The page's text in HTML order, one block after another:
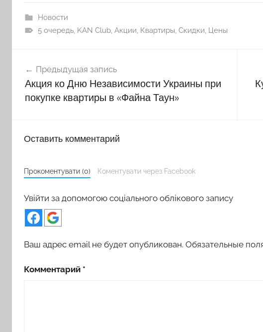
Новости
5 очередь, KAN Club, Акции, Квартиры, Скидки, Цены
по
записям
Предыдущая запись
Акция ко Дню Независимости Украины при
покупке квартиры в «Файна Таун»
Оставить комментарий
Прокоментувати (0) Коментувати через Facebook
Увійти за допомогою соціального облікового запису
Ваш адрес email не будет опубликован. Обязательные
Комментарий *